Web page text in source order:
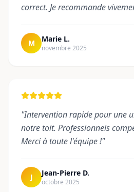
correct. Je recommande
M Marie L.
novembre 2025
"Intervention rapide pour une
notre toit. Professionnels
Merci à toute l'équipe !"
J Jean-Pierre D.
octobre 2025